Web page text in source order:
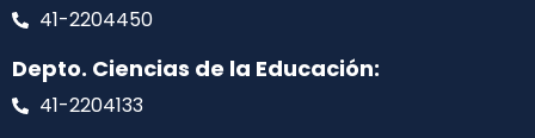
41-2204450
Depto. Ciencias de la Educación:
41-2204133